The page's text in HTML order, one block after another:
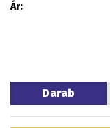
Ár:
Darab